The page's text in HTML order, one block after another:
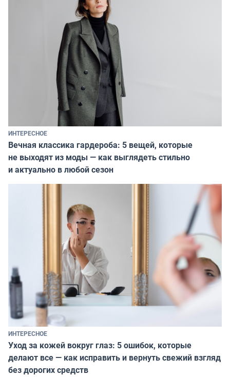
ИНТЕРЕСНОЕ
Вечная классика гардероба: 5 вещей, которые
не выходят из моды — как выглядеть стильно
и актуально в любой сезон
ИНТЕРЕСНОЕ
Уход за кожей вокруг глаз: 5 ошибок, которые
делают все — как исправить и вернуть свежий взгляд
без дорогих средств